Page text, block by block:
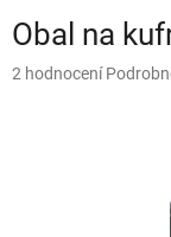
Obal na
Průměrné
2 hodnocení